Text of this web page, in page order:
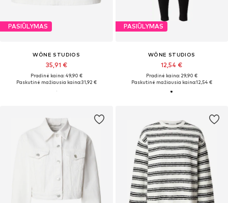
PASIŪLYMAS
WÔNE STUDIOS
35,91 €
Pradinė kaina: 49,90 €
Paskutinė mažiausia kaina:31,92 €
PASIŪLYMAS
WÔNE STUDIOS
12,54 €
Pradinė kaina: 29,90 €
Paskutinė mažiausia kaina:12,54 €